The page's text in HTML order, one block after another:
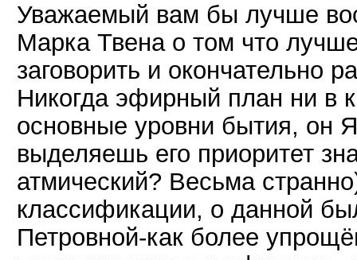
Уважаемый вам бы лучше
Марка Твена о том что
заговорить и окончательно
Никогда эфирный план ни в
основные уровни бытия, он
выделяешь его приоритет
атмический? Весьма
классификации, о данной
Петровной-как более